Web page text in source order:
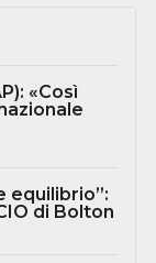
«Così
equilibrio”:
di Bolton